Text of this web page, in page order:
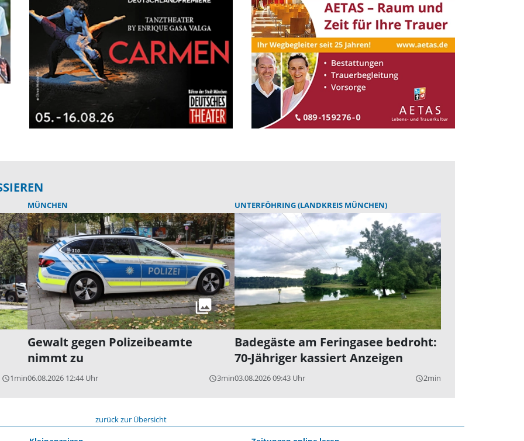
query_builder1min
MÜNCHEN
Gewalt gegen Polizeibeamte
nimmt zu
06.08.2026 12:44 Uhr query_builder3min
UNTERFÖHRING (LANDKREIS MÜNCHEN)
Badegäste am Feringasee bedroht:
70-Jähriger kassiert Anzeigen
03.08.2026 09:43 Uhr query_builder2min
zurück zur Übersicht